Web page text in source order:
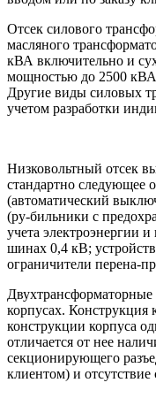
Отсек силового
масляного
кВА включительно и
мощностью до 2500
Другие виды силовых
учетом разработки
Низковольтный отсек
стандартно следующее
(автоматический
(ру-бильники с
учета электроэнергии
шинах 0,4 кВ;
ограничители перена-
корпусах. Конструкция
конструкции корпуса
отличается от нее
секционирующего
клиентом) и